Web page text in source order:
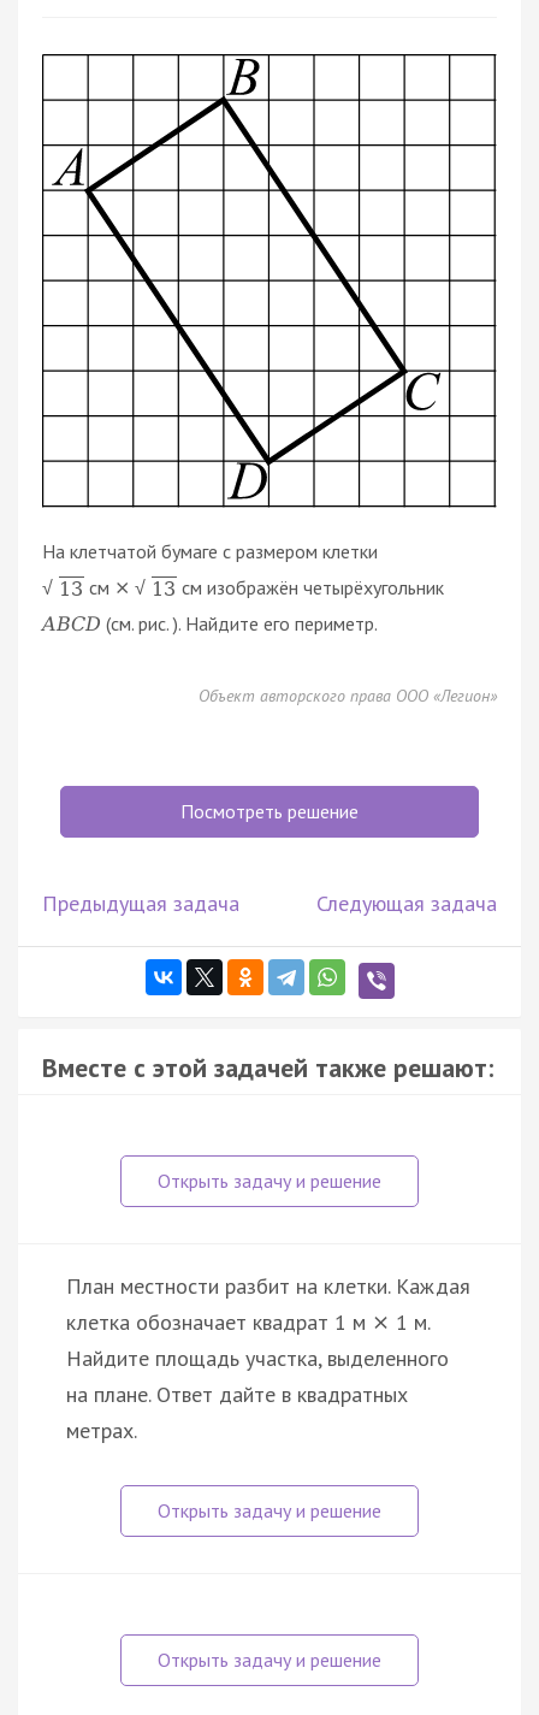
На клетчатой бумаге с размером клетки
√ 13 см × √ 13 см изображён четырёхугольник
ABCD (см. рис. ). Найдите его периметр.
Объект авторского права ООО «Легион»
Посмотреть решение
Предыдущая задача Следующая задача
Вместе с этой задачей также решают:
План местности разбит на клетки. Каждая
клетка обозначает квадрат 1 м × 1 м.
Найдите площадь участка, выделенного
на плане. Ответ дайте в квадратных
метрах.